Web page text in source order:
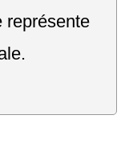
représente